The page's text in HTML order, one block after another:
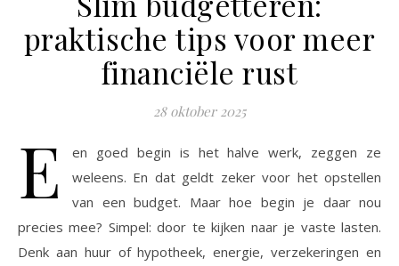
praktische tips voor meer
financiële rust
28 oktober 2025
E
en goed begin is het halve werk, zeggen ze
weleens. En dat geldt zeker voor het opstellen
van een budget. Maar hoe begin je daar nou
precies mee? Simpel: door te kijken naar je vaste lasten.
Denk aan huur of hypotheek, energie, verzekeringen en